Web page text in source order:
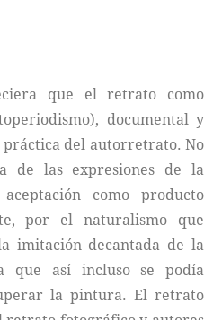
que el retrato como
documental y
práctica del autorretrato. No
de las expresiones de la
como producto
por el naturalismo que
imitación decantada de la
que así incluso se podía
la pintura. El retrato